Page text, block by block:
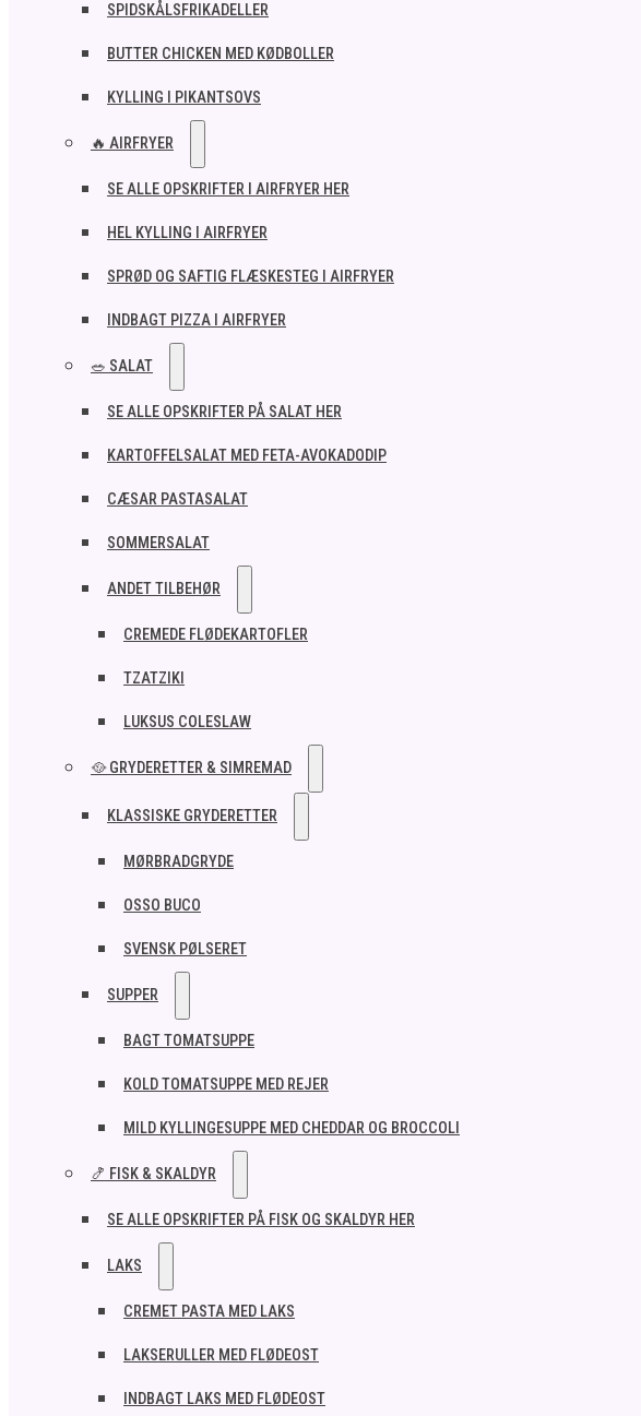
SPIDSKÅLSFRIKADELLER
BUTTER CHICKEN MED KØDBOLLER
KYLLING I PIKANTSOVS
🔥 AIRFRYER
SE ALLE OPSKRIFTER I AIRFRYER HER
HEL KYLLING I AIRFRYER
SPRØD OG SAFTIG FLÆSKESTEG I AIRFRYER
INDBAGT PIZZA I AIRFRYER
🥗 SALAT
SE ALLE OPSKRIFTER PÅ SALAT HER
KARTOFFELSALAT MED FETA-AVOKADODIP
CÆSAR PASTASALAT
SOMMERSALAT
ANDET TILBEHØR
CREMEDE FLØDEKARTOFLER
TZATZIKI
LUKSUS COLESLAW
🥘 GRYDERETTER & SIMREMAD
KLASSISKE GRYDERETTER
MØRBRADGRYDE
OSSO BUCO
SVENSK PØLSERET
SUPPER
BAGT TOMATSUPPE
KOLD TOMATSUPPE MED REJER
MILD KYLLINGESUPPE MED CHEDDAR OG BROCCOLI
🍤 FISK & SKALDYR
SE ALLE OPSKRIFTER PÅ FISK OG SKALDYR HER
LAKS
CREMET PASTA MED LAKS
LAKSERULLER MED FLØDEOST
INDBAGT LAKS MED FLØDEOST